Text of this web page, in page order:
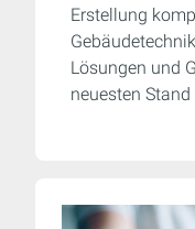
Erstellung
Lösungen und
neuesten Stand